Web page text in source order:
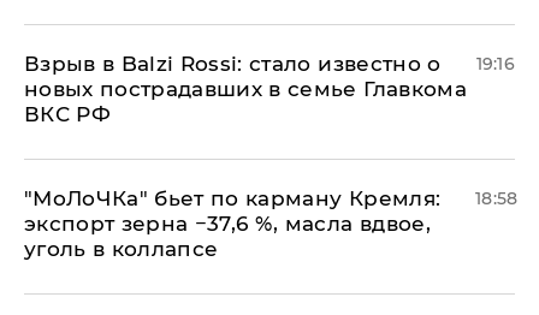
Взрыв в Balzi Rossi: стало известно о
новых пострадавших в семье Главкома
ВКС РФ
19:16
​"МоЛоЧКа" бьет по карману Кремля:
экспорт зерна −37,6 %, масла вдвое,
уголь в коллапсе
18:58